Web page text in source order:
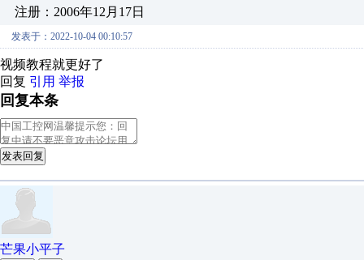
注册：2006年12月17日
发表于：2022-10-04 00:10:57
视频教程就更好了
回复 引用 举报
回复本条
发表回复
芒果小平子